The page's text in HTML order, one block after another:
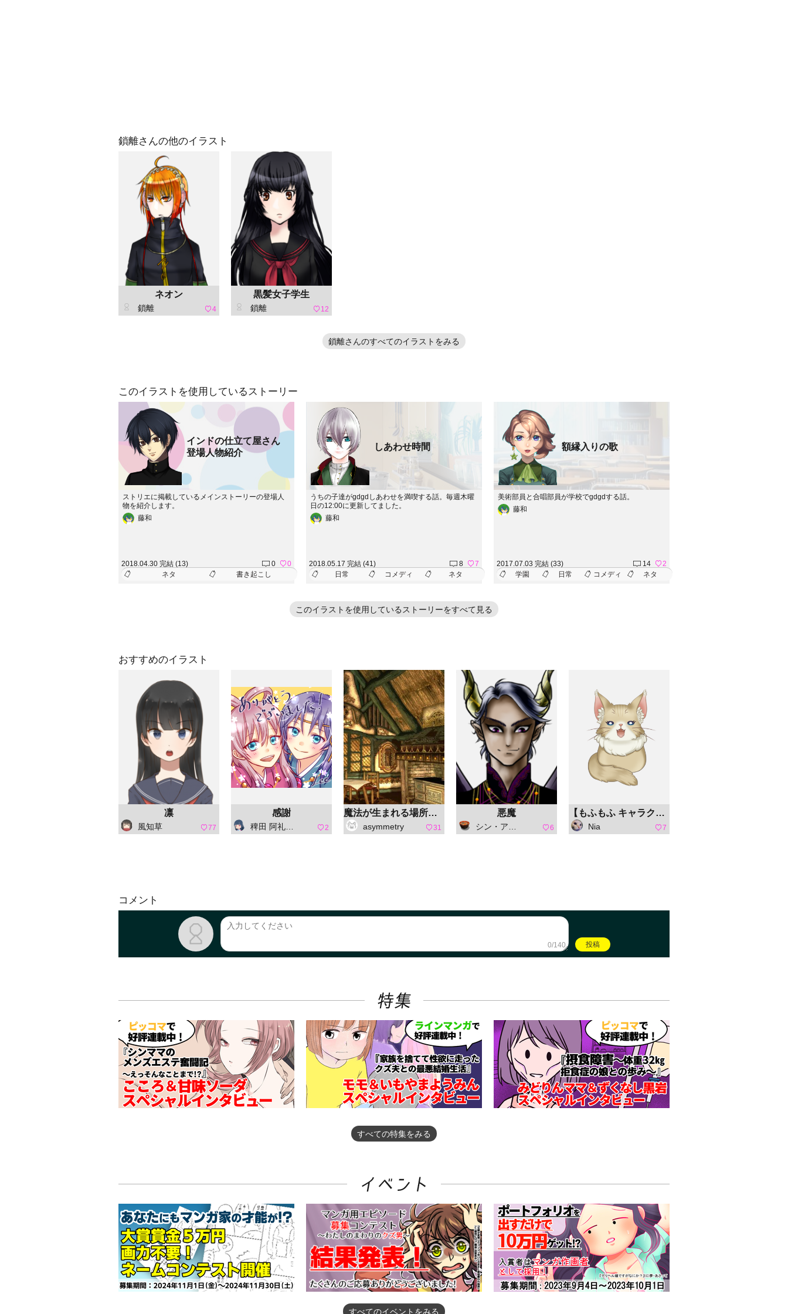
鎖離さんの他のイラスト
ネオン
鎖離 4
黒髪女子学生
鎖離 12
鎖離さんのすべてのイラストをみる
このイラストを使用しているストーリー
インドの仕立て屋さん
登場人物紹介
ストリエに掲載しているメインストーリーの登場人
物を紹介します。
藤和
2018.04.30 完結 (13) 0
0
ネタ
書き起こし
しあわせ時間
うちの子達がgdgdしあわせを満喫する話。毎週木曜
日の12:00に更新してました。
藤和
2018.05.17 完結 (41) 8
7
日常
コメディ ネタ
額縁入りの歌
美術部員と合唱部員が学校でgdgdする話。
藤和
2017.07.03 完結 (33) 14
2
学園
日常 コメディ ネタ
このイラストを使用しているストーリーをすべて見る
おすすめのイラスト
凛
風知草 77
感謝
稗田 阿礼（ひえだ あれ） 2
魔法が生まれる場所（明）
asymmetry 31
悪魔
シン・アスカセラ 6
【もふもふ キャラクターコンテスト】チビ猫 にゃんもふ
Nia 7
コメント
0/140
すべての特集をみる
すべてのイベントをみる